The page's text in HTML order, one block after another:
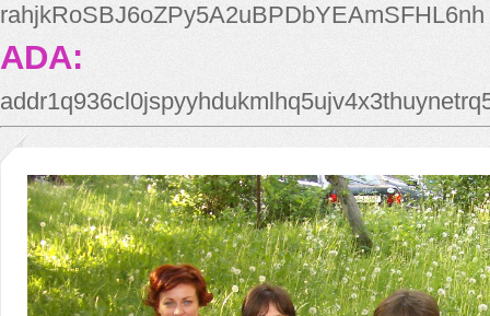
rahjkRoSBJ6oZPy5A2uBPDbYEAmSFHL6nh
ADA: